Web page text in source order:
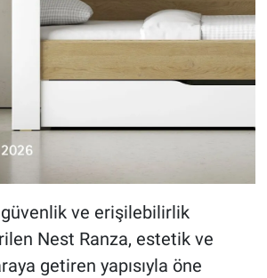
ve erişilebilirlik
Nest Ranza, estetik ve
getiren yapısıyla öne